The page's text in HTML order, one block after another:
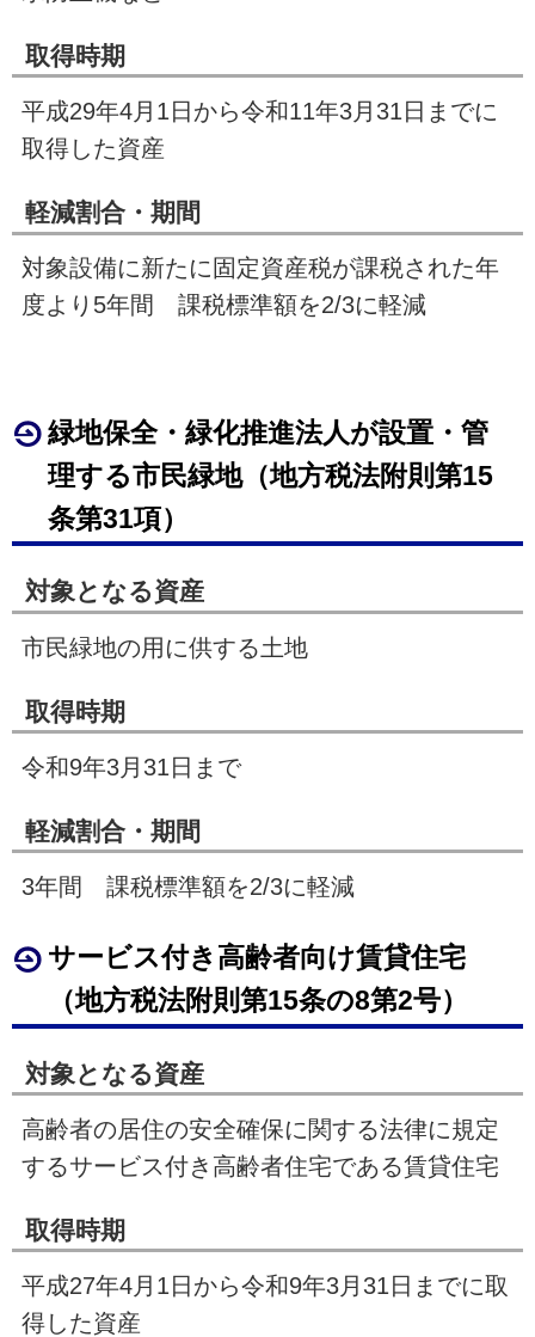
取得時期
平成29年4月 1 日から令和11年3月 31 日までに
取得した資産
軽減割合・期間
対象設備に新たに固定資産税が課税された年
度より 5年間 課税標準額を2/3に軽減
緑地保全・緑化推進法人が設置・管
理する市民緑地（地方税法附則第15
条第31項）
対象となる資産
市民緑地の用に供する土地
取得時期
令和9年3月 31日まで
軽減割合・期間
3年間 課税標準額を2/3に軽減
サービス付き高齢者向け賃貸住宅
（地方税法附則第15条の8第2号）
対象となる資産
高齢者の居住の安全確保に関する法律に規定
するサービス付き高齢者住宅である賃貸住宅
取得時期
平成27年4月 1 日から令和9年3月 31 日までに取
得した資産